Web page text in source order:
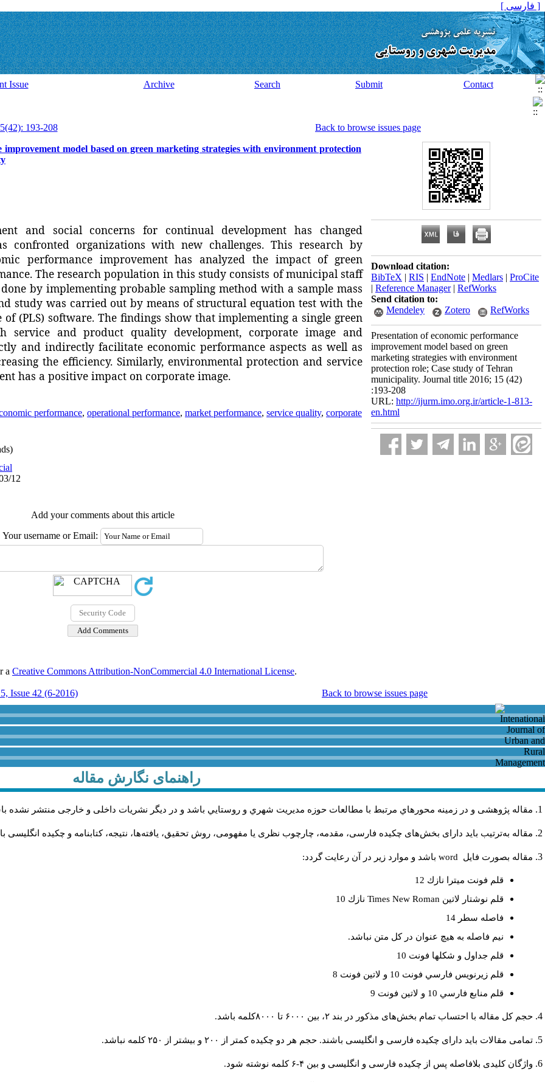
[ فارسی ]
Issue Archive Search Submit Contact
193-208 Back to browse issues page
improvement model based on green marketing strategies with environment protection
and social concerns for continual development has changed
confronted organizations with new challenges. This research by
performance improvement has analyzed the impact of green
The research population in this study consists of municipal staff
by implementing probable sampling method with a sample mass
study was carried out by means of structural equation test with the
(PLS) software. The findings show that implementing a single green
service and product quality development, corporate image and
and indirectly facilitate economic performance aspects as well as
the efficiency. Similarly, environmental protection and service
has a positive impact on corporate image.
performance, operational performance, market performance, service quality, corporate
12
Add your comments about this article
Your username or Email:
Download citation:
BibTeX | RIS | EndNote | Medlars | ProCite
| Reference Manager| RefWorks
Send citation to:
Mendeley
Zotero RefWorks
Presentation of economic performance
improvement model based on green
marketing strategies with environment
protection role; Case study of Tehran
municipality. Journal title 2016; 15 (42)
:193-208
URL: http://ijurm.imo.org.ir/article-1-813-
en.html
a Creative Commons Attribution-NonCommercial 4.0 International License.
Issue 42 (6-2016) Back to browse issues page
راهنمای نگارش مقاله
مقاله پژوهشی و در زمینه محورهاي مرتبط با مطالعات حوزه مديريت شهري و روستايي باشد و در دیگر نشریات داخلی و خارجی منتشر نشده
مقاله به‌ترتیب باید دارای بخش‌های چکیده فارسی، مقدمه، چارچوب نظری یا مفهومی، روش تحقیق، یافته‌ها، نتیجه، کتابنامه و چکیده انگلیسی
مقاله بصورت فايل word باشد و موارد زير در آن رعايت گردد:
قلم فونت ميترا نازك 12
قلم نوشتار لاتين Times New Roman نازك 10
فاصله سطر 14
نيم فاصله به هيچ عنوان در كل متن نباشد.
قلم جداول و شكلها فونت 10
قلم زيرنويس فارسي فونت 10 و لاتين فونت 8
قلم منابع فارسي 10 و لاتين فونت 9
حجم کل مقاله با احتساب تمام بخش‌های مذکور در بند ۲، بین ۶۰۰۰ تا ۸۰۰۰کلمه باشد.
تمامی مقالات باید دارای چکیده فارسی و انگلیسی باشند. حجم هر دو چکیده کمتر از ۲۰۰ و بیشتر از ۲۵۰ کلمه نباشد.
واژگان کلیدی بلافاصله پس از چکیده فارسی و انگلیسی و بین ۴-۶ کلمه نوشته شود.